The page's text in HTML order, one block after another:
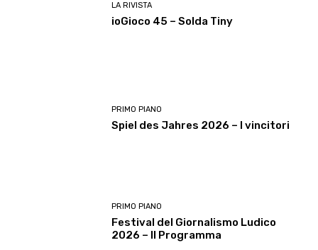
LA RIVISTA
ioGioco 45 – Solda Tiny
PRIMO PIANO
Spiel des Jahres 2026 – I vincitori
PRIMO PIANO
Festival del Giornalismo Ludico
2026 – Il Programma